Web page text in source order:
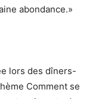
abondance.»
lors des dîners-
Comment se